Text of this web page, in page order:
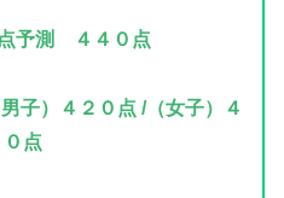
予測 ４４０点
子）４２０点 /（女子）４
０点